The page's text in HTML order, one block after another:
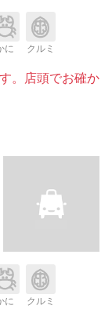
に クルミ
。店頭でお確か
に クルミ